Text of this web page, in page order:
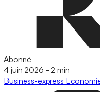
Abonné
4 juin 2026 - 2 min
Business-express